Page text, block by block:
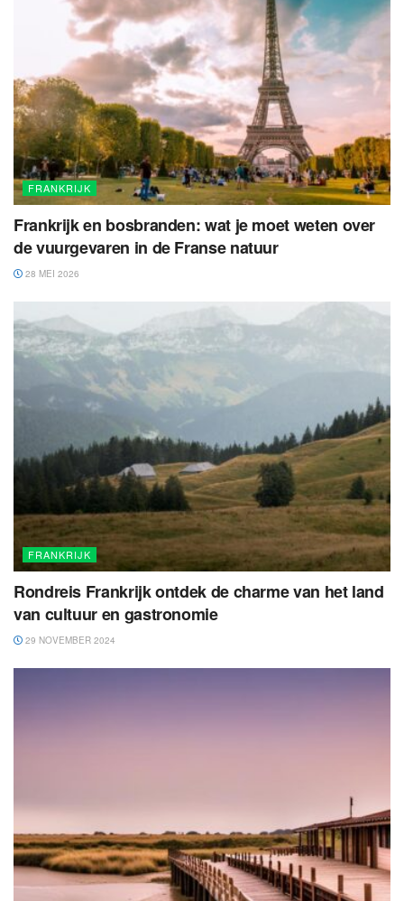
FRANKRIJK
Frankrijk en bosbranden: wat je moet weten over
de vuurgevaren in de Franse natuur
28 MEI 2026
FRANKRIJK
Rondreis Frankrijk ontdek de charme van het land
van cultuur en gastronomie
29 NOVEMBER 2024